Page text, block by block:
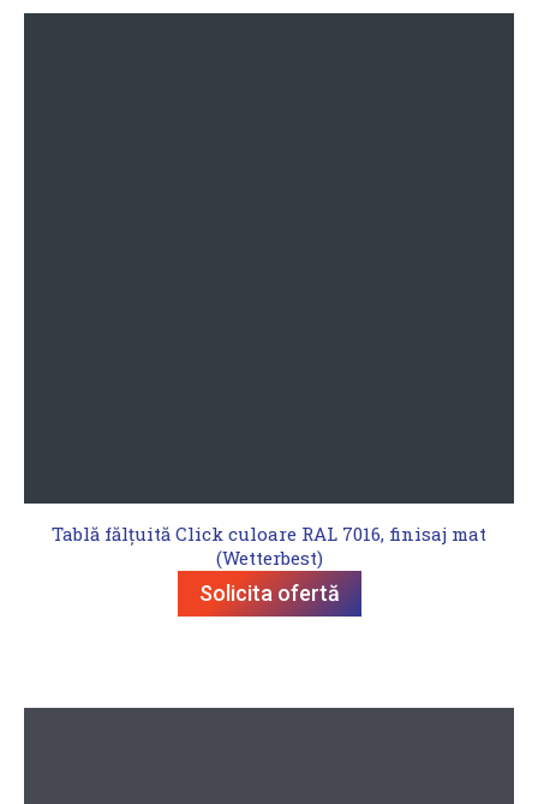
Tablă fălțuită Click culoare RAL 7016, finisaj mat
(Wetterbest)
Solicita ofertă